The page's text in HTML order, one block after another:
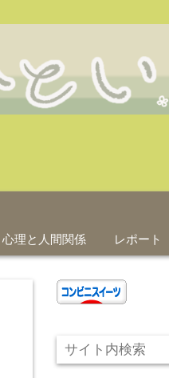
心理と人間関係 レポート